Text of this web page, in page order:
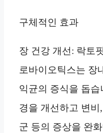
구체적인 효과
장 건강 개선: 락토
로바이오틱스는 장
익균의 증식을 돕
경을 개선하고 변
군 등의 증상을 완